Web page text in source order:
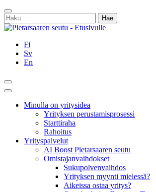
Siirry
sisältöön
Sulje
Haku:
Fi
Sv
En
Hae
Päävalikko
Minulla on yritysidea
Yrityksen perustamisprosessi
Starttiraha
Rahoitus
Yrityspalvelut
AI Boost Pietarsaaren seutu
Omistajanvaihdokset
Sukupolvenvaihdos
Yrityksen myynti mielessä?
Aikeissa ostaa yritys?